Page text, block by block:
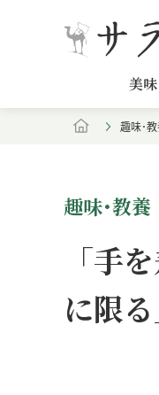
美味
趣味･
趣味･教養
「手
に限